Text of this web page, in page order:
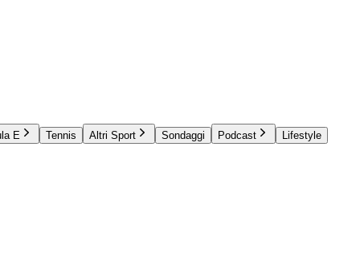
E Tennis Altri Sport Sondaggi Podcast Lifestyle